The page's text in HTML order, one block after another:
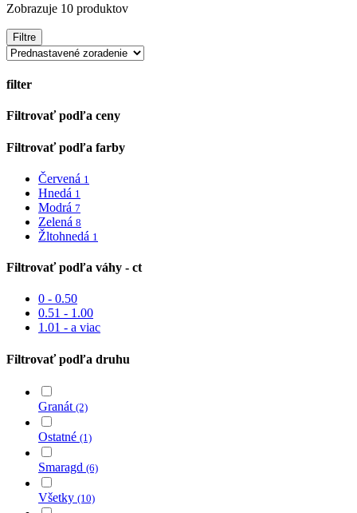
Zobrazuje 10 produktov
Filtre
filter
Close
Filtrovať podľa ceny
Filtrovať podľa farby
Červená 1
Hnedá 1
Modrá 7
Zelená 8
Žltohnedá 1
Filtrovať podľa váhy - ct
0 - 0.50
0.51 - 1.00
1.01 - a viac
Filtrovať podľa druhu
Granát (2)
Ostatné (1)
Smaragd (6)
Všetky (10)